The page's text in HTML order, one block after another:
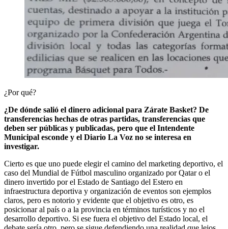
¿Por qué?
¿De dónde salió el dinero adicional para Zárate Basket? De
transferencias hechas de otras partidas, transferencias que
deben ser públicas y publicadas, pero que el Intendente
Municipal esconde y el Diario La Voz no se interesa en
investigar.
Cierto es que uno puede elegir el camino del marketing deportivo, el
caso del Mundial de Fútbol masculino organizado por Qatar o el
dinero invertido por el Estado de Santiago del Estero en
infraestructura deportiva y organización de eventos son ejemplos
claros, pero es notorio y evidente que el objetivo es otro, es
posicionar al país o a la provincia en términos turísticos y no el
desarrollo deportivo. Si ese fuera el objetivo del Estado local, el